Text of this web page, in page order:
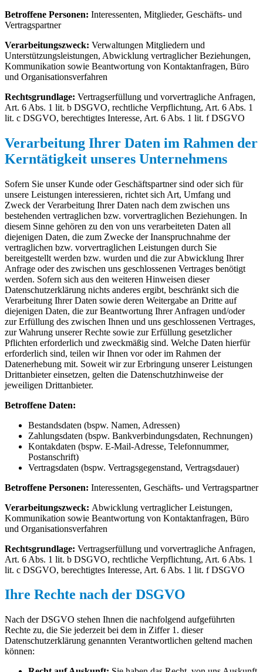
Betroffene Personen: Interessenten, Mitglieder, Geschäfts- und
Vertragspartner
Verarbeitungszweck: Verwaltungen Mitgliedern und
Unterstützungsleistungen, Abwicklung vertraglicher Beziehungen,
Kommunikation sowie Beantwortung von Kontaktanfragen, Büro
und Organisationsverfahren
Rechtsgrundlage: Vertragserfüllung und vorvertragliche Anfragen,
Art. 6 Abs. 1 lit. b DSGVO, rechtliche Verpflichtung, Art. 6 Abs. 1
lit. c DSGVO, berechtigtes Interesse, Art. 6 Abs. 1 lit. f DSGVO
Verarbeitung Ihrer Daten im Rahmen der
Kerntätigkeit unseres Unternehmens
Sofern Sie unser Kunde oder Geschäftspartner sind oder sich für
unsere Leistungen interessieren, richtet sich Art, Umfang und
Zweck der Verarbeitung Ihrer Daten nach dem zwischen uns
bestehenden vertraglichen bzw. vorvertraglichen Beziehungen. In
diesem Sinne gehören zu den von uns verarbeiteten Daten all
diejenigen Daten, die zum Zwecke der Inanspruchnahme der
vertraglichen bzw. vorvertraglichen Leistungen durch Sie
bereitgestellt werden bzw. wurden und die zur Abwicklung Ihrer
Anfrage oder des zwischen uns geschlossenen Vertrages benötigt
werden. Sofern sich aus den weiteren Hinweisen dieser
Datenschutzerklärung nichts anderes ergibt, beschränkt sich die
Verarbeitung Ihrer Daten sowie deren Weitergabe an Dritte auf
diejenigen Daten, die zur Beantwortung Ihrer Anfragen und/oder
zur Erfüllung des zwischen Ihnen und uns geschlossenen Vertrages,
zur Wahrung unserer Rechte sowie zur Erfüllung gesetzlicher
Pflichten erforderlich und zweckmäßig sind. Welche Daten hierfür
erforderlich sind, teilen wir Ihnen vor oder im Rahmen der
Datenerhebung mit. Soweit wir zur Erbringung unserer Leistungen
Drittanbieter einsetzen, gelten die Datenschutzhinweise der
jeweiligen Drittanbieter.
Betroffene Daten:
Bestandsdaten (bspw. Namen, Adressen)
Zahlungsdaten (bspw. Bankverbindungsdaten, Rechnungen)
Kontakdaten (bspw. E-Mail-Adresse, Telefonnummer,
Postanschrift)
Vertragsdaten (bspw. Vertragsgegenstand, Vertragsdauer)
Betroffene Personen: Interessenten, Geschäfts- und Vertragspartner
Verarbeitungszweck: Abwicklung vertraglicher Leistungen,
Kommunikation sowie Beantwortung von Kontaktanfragen, Büro
und Organisationsverfahren
Rechtsgrundlage: Vertragserfüllung und vorvertragliche Anfragen,
Art. 6 Abs. 1 lit. b DSGVO, rechtliche Verpflichtung, Art. 6 Abs. 1
lit. c DSGVO, berechtigtes Interesse, Art. 6 Abs. 1 lit. f DSGVO
Ihre Rechte nach der DSGVO
Nach der DSGVO stehen Ihnen die nachfolgend aufgeführten
Rechte zu, die Sie jederzeit bei dem in Ziffer 1. dieser
Datenschutzerklärung genannten Verantwortlichen geltend machen
können: